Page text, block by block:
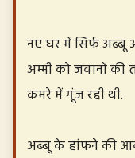
नए घर में सिर्फ अब्बू
अम्मी को जवानों
कमरे में गूंज रही थी.
अब्बू के हांफने की